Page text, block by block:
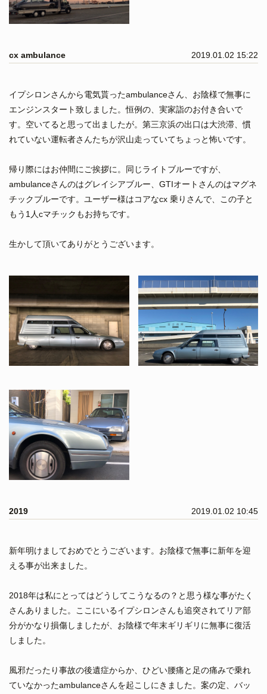
cx ambulance 2019.01.02 15:22
イプシロンさんから電気貰ったambulanceさん、お陰様で無事に
エンジンスタート致しました。恒例の、実家詣のお付き合いで
す。空いてると思って出ましたが。第三京浜の出口は大渋滞、慣
れていない運転者さんたちが沢山走っていてちょっと怖いです。
帰り際にはお仲間にご挨拶に。同じライトブルーですが、
ambulanceさんのはグレイシアブルー、GTIオートさんのはマグネ
チックブルーです。ユーザー様はコアなcx 乗りさんで、この子と
もう1人cマチックもお持ちです。
生かして頂いてありがとうございます。
2019 2019.01.02 10:45
新年明けましておめでとうございます。お陰様で無事に新年を迎
える事が出来ました。
2018年は私にとってはどうしてこうなるの？と思う様な事がたく
さんありました。ここにいるイプシロンさんも追突されてリア部
分がかなり損傷しましたが、お陰様で年末ギリギリに無事に復活
しました。
風邪だったり事故の後遺症からか、ひどい腰痛と足の痛みで乗れ
ていなかったambulanceさんを起こしにきました。案の定、バッ